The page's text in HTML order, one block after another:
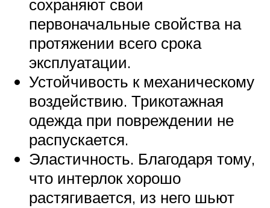
сохраняют свои
первоначальные свойства на
протяжении всего срока
эксплуатации.
Устойчивость к механическому
воздействию. Трикотажная
одежда при повреждении не
распускается.
Эластичность. Благодаря тому,
что интерлок хорошо
растягивается, из него шьют